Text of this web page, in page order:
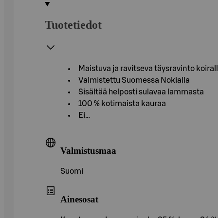
Tuotetiedot
Maistuva ja ravitseva täysravinto
Valmistettu Suomessa Nokialla
Sisältää helposti sulavaa lammasta
100 % kotimaista kauraa
Ei…
Valmistusmaa
Suomi
Ainesosat